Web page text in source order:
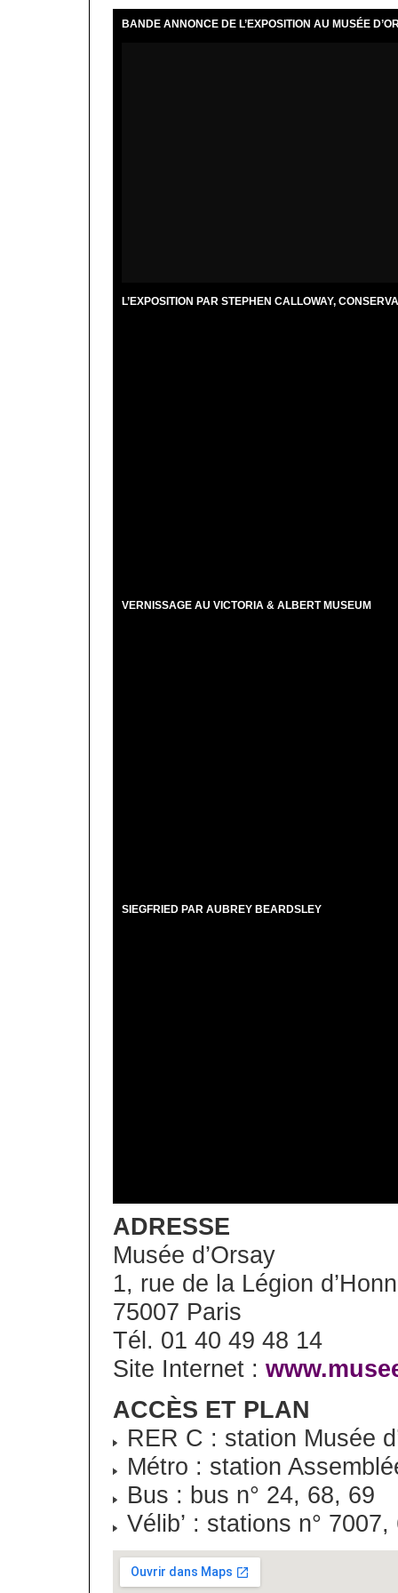
BANDE ANNONCE DE L’EXPOSITION AU MUSÉE
L’EXPOSITION PAR STEPHEN CALLOWAY,
VERNISSAGE AU VICTORIA & ALBERT MUSEUM
SIEGFRIED PAR AUBREY BEARDSLEY
ADRESSE
Musée d’Orsay
1, rue de la Légion
75007 Paris
Tél. 01 40 49 48 14
Site Internet :
ACCÈS ET PLAN
RER C : station Musée
Métro : station
Bus : bus n° 24, 68, 69
Vélib’ : stations n°